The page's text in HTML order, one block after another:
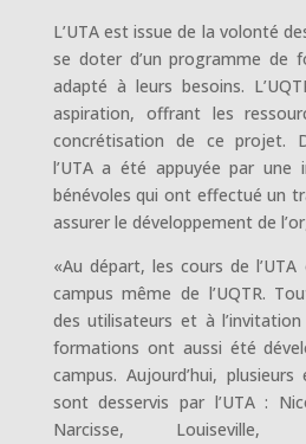
L’UTA est issue de la volonté
se doter d’un programme de
adapté à leurs besoins.
aspiration, offrant les
concrétisation de ce projet.
l’UTA a été appuyée par une
bénévoles qui ont effectué un
assurer le développement de
«Au départ, les cours de
campus même de l’UQTR.
des utilisateurs et à
formations ont aussi été
campus. Aujourd’hui,
sont desservis par l’UTA :
Narcisse, Louiseville,